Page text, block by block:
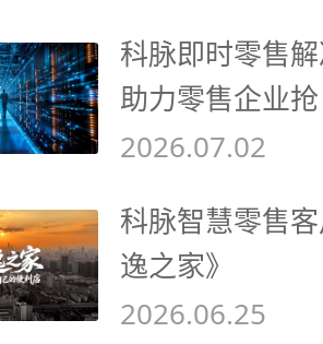
科脉即时零售
助力零售企业
2026.07.02
科脉智慧零售
逸之家》
2026.06.25